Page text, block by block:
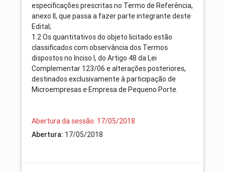
especificações prescritas no Termo de Referência,
anexo II, que passa a fazer parte integrante deste
Edital;
1.2 Os quantitativos do objeto licitado estão
classificados com observância dos Termos
dispostos no Inciso I, do Artigo 48 da Lei
Complementar 123/06 e alterações posteriores,
destinados exclusivamente à participação de
Microempresas e Empresa de Pequeno Porte.
Abertura da sessão: 17/05/2018
Abertura: 17/05/2018